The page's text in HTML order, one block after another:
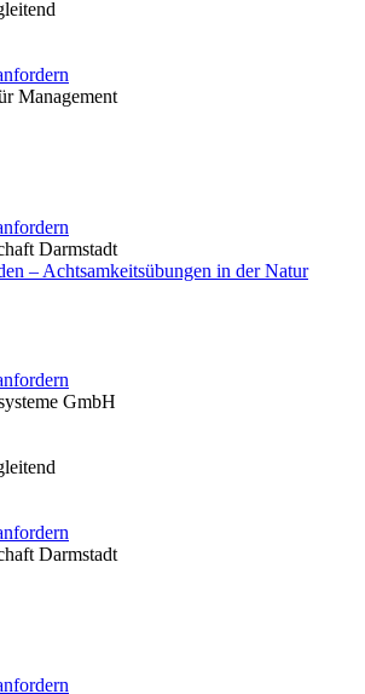
Management
Darmstadt
– Achtsamkeitsübungen in der Natur
GmbH
Darmstadt